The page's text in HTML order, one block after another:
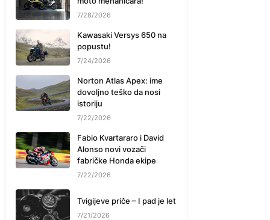
7/28/2026
Kawasaki Versys 650 na
popustu!
7/24/2026
Norton Atlas Apex: ime
dovoljno teško da nosi
istoriju
7/22/2026
Fabio Kvartararo i David
Alonso novi vozači
fabričke Honda ekipe
7/22/2026
Tvigijeve priče – I pad je let
7/21/2026